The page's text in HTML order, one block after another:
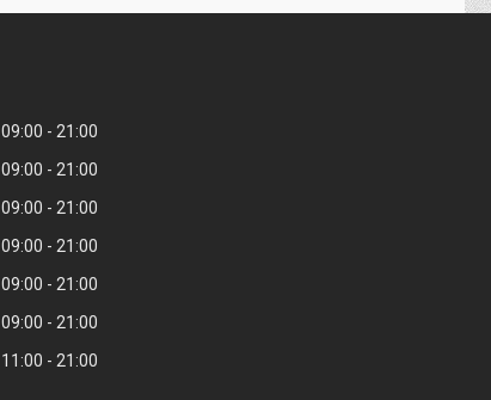
09:00
21:00
09:00
21:00
09:00
21:00
09:00
21:00
09:00
21:00
09:00
21:00
11:00 21:00